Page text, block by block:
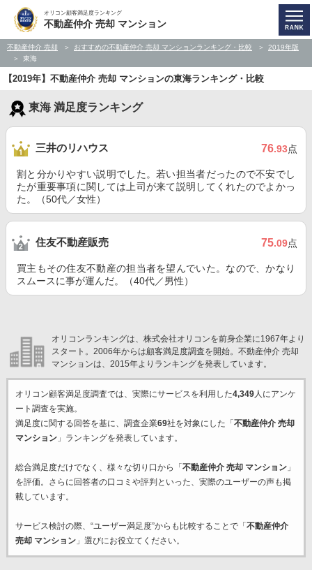
オリコン顧客満足度ランキング
不動産仲介 売却 マンション
不動産仲介 売却 おすすめの不動産仲介 売却 マンションランキング・比較
2019年版
東海
【2019年】不動産仲介 売却 マンションの東海ランキング・比較
東海 満足度ランキング
三井のリハウス 76.93点
割と分かりやすい説明でした。若い担当者だったので不安でし
たが重要事項に関しては上司が来て説明してくれたのでよかっ
た。（50代／女性）
住友不動産販売 75.09点
買主もその住友不動産の担当者を望んでいた。なので、かなり
スムースに事が運んだ。（40代／男性）
オリコンランキングは、株式会社オリコンを前身企業に1967年より
スタート。2006年からは顧客満足度調査を開始。不動産仲介 売却
マンションは、2015年よりランキングを発表しています。
オリコン顧客満足度調査では、実際にサービスを利用した4,349人にアンケ
ート調査を実施。
満足度に関する回答を基に、調査企業69社を対象にした「 不動産仲介 売却
マンション」ランキングを発表しています。
総合満足度だけでなく、様々な切り口から「 不動産仲介 売却 マンション」
を評価。さらに回答者の口コミや評判といった、実際のユーザーの声も掲
載しています。
サービス検討の際、“ユーザー満足度”からも比較することで「 不動産仲介
売却 マンション」選びにお役立てください。